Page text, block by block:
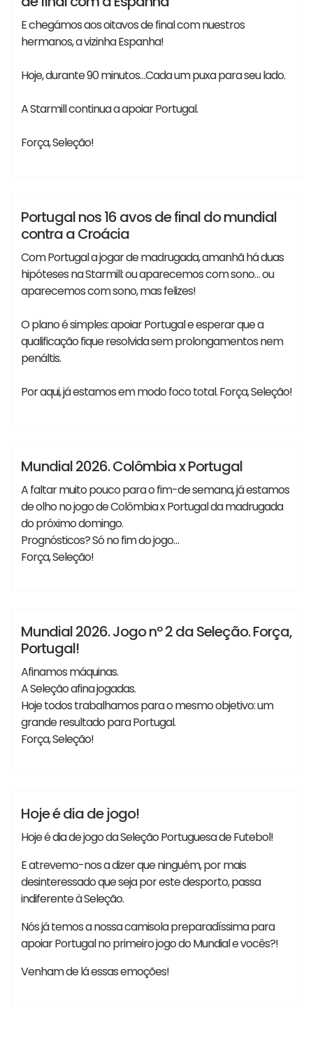
E chegámos aos oitavos de final com nuestros
hermanos, a vizinha Espanha!
Hoje, durante 90 minutos…Cada um puxa para seu lado.
A Starmill continua a apoiar Portugal.
Força, Seleção!
Lançamentos Notícias
Portugal nos 16 avos de final do mundial
contra a Croácia
Com Portugal a jogar de madrugada, amanhã há duas
hipóteses na Starmill: ou aparecemos com sono… ou
aparecemos com sono, mas felizes!
O plano é simples: apoiar Portugal e esperar que a
qualificação fique resolvida sem prolongamentos nem
penáltis.
Por aqui, já estamos em modo foco total. Força, Seleção!
Lançamentos Notícias
Mundial 2026. Colômbia x Portugal
A faltar muito pouco para o fim-de semana, já estamos
de olho no jogo de Colômbia x Portugal da madrugada
do próximo domingo.
Prognósticos? Só no fim do jogo…
Força, Seleção!
Lançamentos Notícias
Mundial 2026. Jogo nº 2 da Seleção. Força,
Portugal!
Afinamos máquinas.
A Seleção afina jogadas.
Hoje todos trabalhamos para o mesmo objetivo: um
grande resultado para Portugal.
Força, Seleção!
Lançamentos Notícias
Hoje é dia de jogo!
Hoje é dia de jogo da Seleção Portuguesa de Futebol!
E atrevemo-nos a dizer que ninguém, por mais
desinteressado que seja por este desporto, passa
indiferente à Seleção.
Nós já temos a nossa camisola preparadíssima para
apoiar Portugal no primeiro jogo do Mundial e vocês?!
Venham de lá essas emoções!